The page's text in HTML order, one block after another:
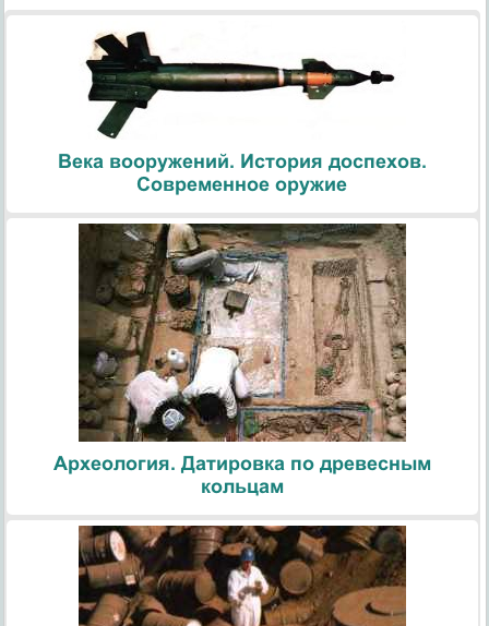
Века вооружений. История доспехов.
Современное оружие
Археология. Датировка по древесным
кольцам